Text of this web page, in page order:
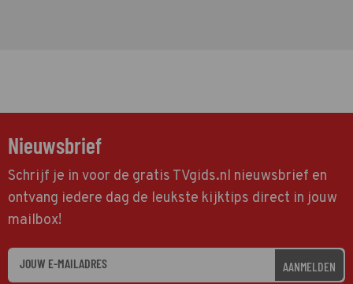
Nieuwsbrief
Schrijf je in voor de gratis TVgids.nl nieuwsbrief en
ontvang iedere dag de leukste kijktips direct in jouw
mailbox!
AANMELDEN